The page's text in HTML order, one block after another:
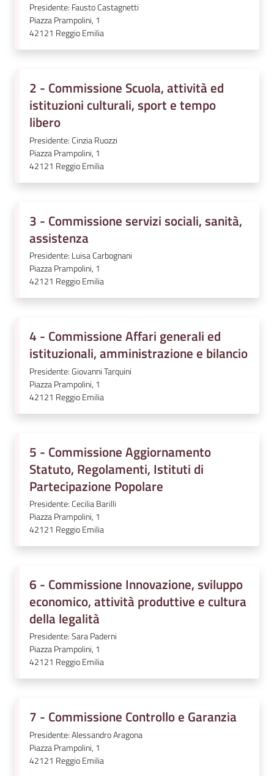
Presidente: Fausto Castagnetti
Piazza Prampolini, 1
42121 Reggio Emilia
2 - Commissione Scuola, attività ed
istituzioni culturali, sport e tempo
libero
Presidente: Cinzia Ruozzi
Piazza Prampolini, 1
42121 Reggio Emilia
3 - Commissione servizi sociali, sanità,
assistenza
Presidente: Luisa Carbognani
Piazza Prampolini, 1
42121 Reggio Emilia
4 - Commissione Affari generali ed
istituzionali, amministrazione e bilancio
Presidente: Giovanni Tarquini
Piazza Prampolini, 1
42121 Reggio Emilia
5 - Commissione Aggiornamento
Statuto, Regolamenti, Istituti di
Partecipazione Popolare
Presidente: Cecilia Barilli
Piazza Prampolini, 1
42121 Reggio Emilia
6 - Commissione Innovazione, sviluppo
economico, attività produttive e cultura
della legalità
Presidente: Sara Paderni
Piazza Prampolini, 1
42121 Reggio Emilia
7 - Commissione Controllo e Garanzia
Presidente: Alessandro Aragona
Piazza Prampolini, 1
42121 Reggio Emilia